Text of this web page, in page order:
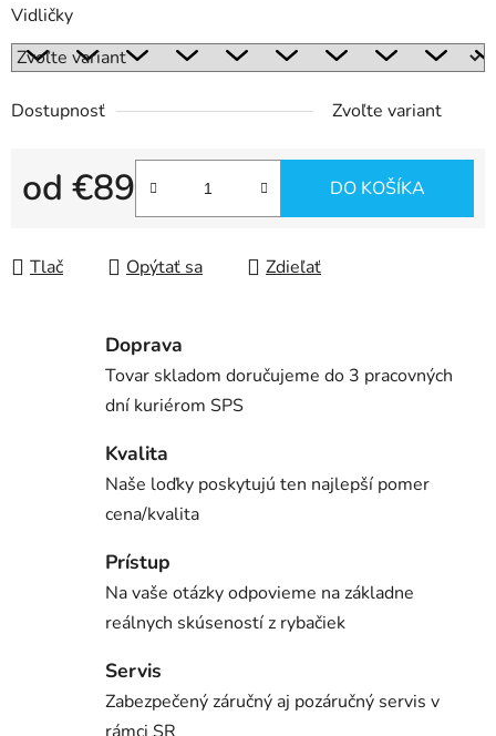
Vidličky
Dostupnosť Zvoľte variant
od €89
Jednotková cena:
DO KOŠÍKA
Tlač Opýtať sa Zdieľať
Doprava
Tovar skladom doručujeme do 3 pracovných
dní kuriérom SPS
Kvalita
Naše loďky poskytujú ten najlepší pomer
cena/kvalita
Prístup
Na vaše otázky odpovieme na základne
reálnych skúseností z rybačiek
Servis
Zabezpečený záručný aj pozáručný servis v